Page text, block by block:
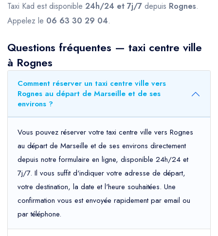
Taxi Kad est disponible 24h/24 et 7j/7 depuis Rognes.
Appelez le 06 63 30 29 04.
Questions fréquentes — taxi centre ville
à Rognes
Comment réserver un taxi centre ville vers
Rognes au départ de Marseille et de ses
environs ?
Vous pouvez réserver votre taxi centre ville vers Rognes
au départ de Marseille et de ses environs directement
depuis notre formulaire en ligne, disponible 24h/24 et
7j/7. Il vous suffit d'indiquer votre adresse de départ,
votre destination, la date et l'heure souhaitées. Une
confirmation vous est envoyée rapidement par email ou
par téléphone.